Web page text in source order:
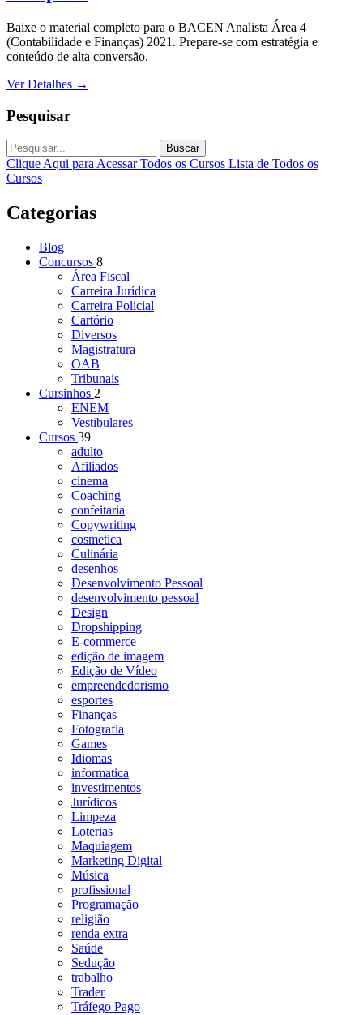
Baixe o material completo para o BACEN Analista Área 4
(Contabilidade e Finanças) 2021. Prepare-se com estratégia e
conteúdo de alta conversão.
Ver Detalhes →
Pesquisar
Buscar
Clique Aqui para Acessar Todos os Cursos Lista de Todos os
Cursos
Categorias
Blog
Concursos 8
Área Fiscal
Carreira Jurídica
Carreira Policial
Cartório
Diversos
Magistratura
OAB
Tribunais
Cursinhos 2
ENEM
Vestibulares
Cursos 39
adulto
Afiliados
cinema
Coaching
confeitaria
Copywriting
cosmetica
Culinária
desenhos
Desenvolvimento Pessoal
desenvolvimento pessoal
Design
Dropshipping
E-commerce
edição de imagem
Edição de Vídeo
empreendedorismo
esportes
Finanças
Fotografia
Games
Idiomas
informatica
investimentos
Jurídicos
Limpeza
Loterias
Maquiagem
Marketing Digital
Música
profissional
Programação
religião
renda extra
Saúde
Sedução
trabalho
Trader
Tráfego Pago